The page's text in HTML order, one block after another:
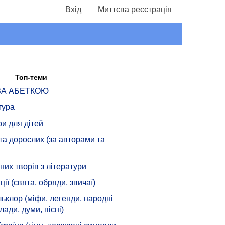
Вхід Миттєва реєстрація
Топ-теми
АБЕТКОЮ
для дітей
дорослих (за авторами та
творів з літератури
(свята, обряди, звичаї)
(міфи, легенди, народні
думи, пісні)